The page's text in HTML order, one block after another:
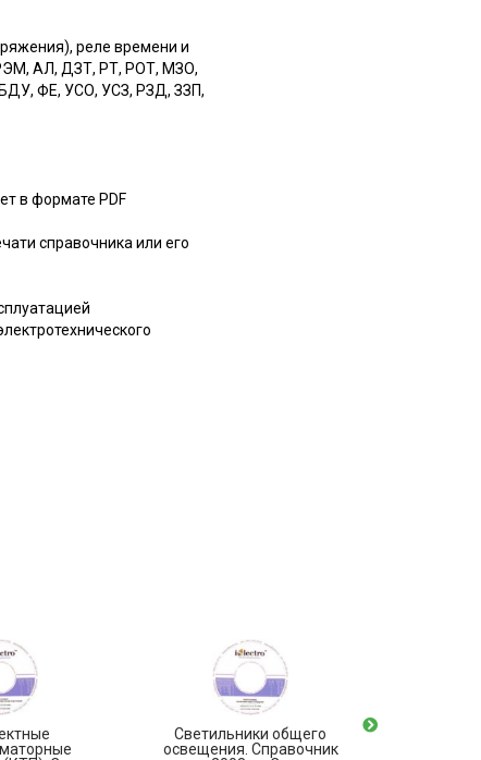
реле времени и
АЛ, ДЗТ, РТ, РОТ, МЗО,
ФЕ, УСО, УСЗ, РЗД, ЗЗП,
в формате PDF
справочника или его
Светильники общего
освещения. Справочник